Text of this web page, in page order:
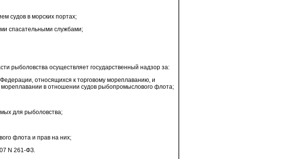
судов в морских портах;
спасательными службами;
рыболовства осуществляет государственный надзор за:
относящихся к торговому мореплаванию, и
мореплавании в отношении судов рыбопромыслового флота;
для рыболовства;
флота и прав на них;
N 261-ФЗ.